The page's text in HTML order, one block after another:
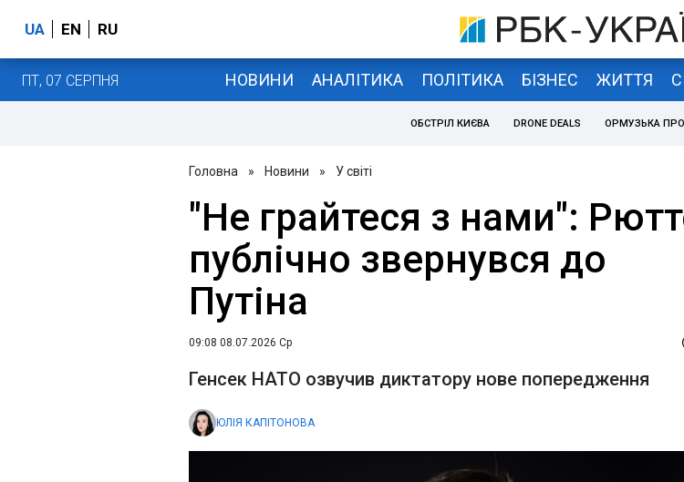
UA EN RU
ПТ, 07 СЕРПНЯ НОВИНИ АНАЛІТИКА ПОЛІТИКА БІЗНЕС ЖИТТЯ
ОБСТРІЛ КИЄВА DRONE DEALS ОРМУЗЬКА
Головна » Новини » У світі
"Не грайтеся з нами":
публічно звернувся до
Путіна
09:08 08.07.2026 Ср
Генсек НАТО озвучив диктатору нове попередження
ЮЛІЯ КАПІТОНОВА